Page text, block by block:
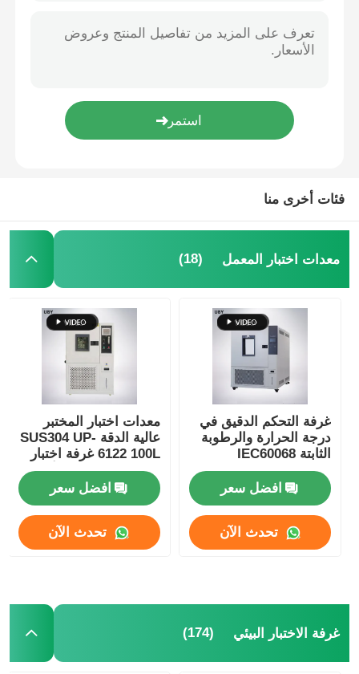
معدات اختبار اللاصق
جهاز التحكم بدرجة الحرارة والرطوبة
اختبار القسوة
فئات أخرى منا
معدات اختبار المعمل (18)
غرفة التحكم الدقيق في
درجة الحرارة والرطوبة
الثابتة IEC60068
GJB150 JIS C60068
افضل سعر
تحدث الآن
معدات اختبار المختبر
عالية الدقة SUS304 UP-
6122 100L غرفة اختبار
التقدم في السن للأوزون
افضل سعر
تحدث الآن
غرفة الاختبار البيئي (174)